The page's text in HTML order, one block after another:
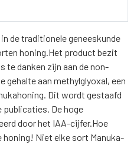
de traditionele geneeskunde
honing.Het product bezit
te danken zijn aan de non-
gehalte aan methylglyoxal, een
Dit wordt gestaafd
De hoge
door het IAA-cijfer.Hoe
Niet elke sort Manuka-